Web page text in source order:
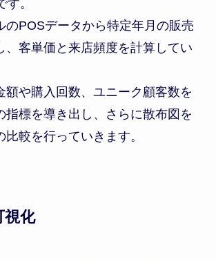
す。
のPOSデータから特定年月の販売
、客単価と来店頻度を計算してい
額や購入回数、ユニーク顧客数を
指標を導き出し、さらに散布図を
比較を行っていきます。
視化